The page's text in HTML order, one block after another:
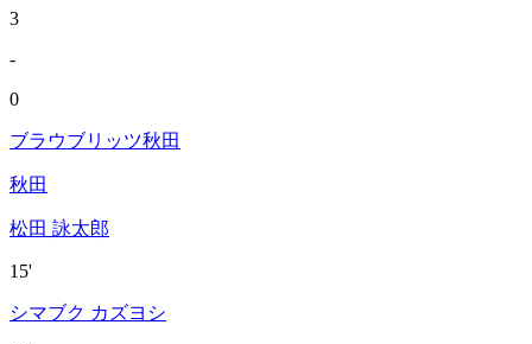
3
-
0
ブラウブリッツ秋田
秋田
松田 詠太郎
15'
シマブク カズヨシ